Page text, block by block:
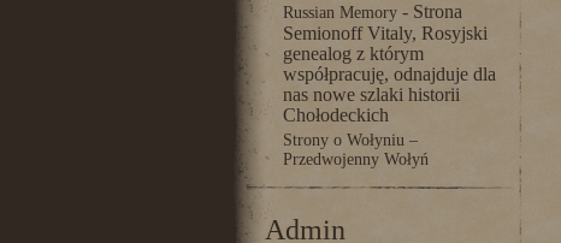
Russian Memory- Strona
Semionoff Vitaly, Rosyjski
genealog z którym
współpracuję, odnajduje dla
nas nowe szlaki historii
Chołodeckich
Strony o Wołyniu –
Przedwojenny Wołyń
Admin